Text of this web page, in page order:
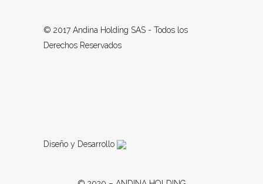
© 2017 Andina Holding SAS - Todos los
Derechos Reservados
Diseño y Desarrollo